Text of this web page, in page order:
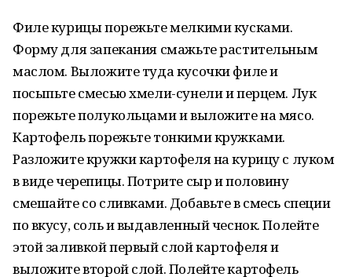
Филе курицы порежьте мелкими кусками.
Форму для запекания смажьте растительным
маслом. Выложите туда кусочки филе и
посыпьте смесью хмели-сунели и перцем. Лук
порежьте полукольцами и выложите на мясо.
Картофель порежьте тонкими кружками.
Разложите кружки картофеля на курицу с луком
в виде черепицы. Потрите сыр и половину
смешайте со сливками. Добавьте в смесь специи
по вкусу, соль и выдавленный чеснок. Полейте
этой заливкой первый слой картофеля и
выложите второй слой. Полейте картофель